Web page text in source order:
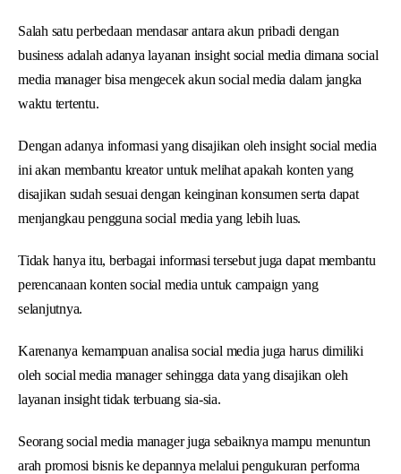
Salah satu perbedaan mendasar antara akun pribadi dengan
business adalah adanya layanan insight social media dimana social
media manager bisa mengecek akun social media dalam jangka
waktu tertentu.
Dengan adanya informasi yang disajikan oleh insight social media
ini akan membantu kreator untuk melihat apakah konten yang
disajikan sudah sesuai dengan keinginan konsumen serta dapat
menjangkau pengguna social media yang lebih luas.
Tidak hanya itu, berbagai informasi tersebut juga dapat membantu
perencanaan konten social media untuk campaign yang
selanjutnya.
Karenanya kemampuan analisa social media juga harus dimiliki
oleh social media manager sehingga data yang disajikan oleh
layanan insight tidak terbuang sia-sia.
Seorang social media manager juga sebaiknya mampu menuntun
arah promosi bisnis ke depannya melalui pengukuran performa